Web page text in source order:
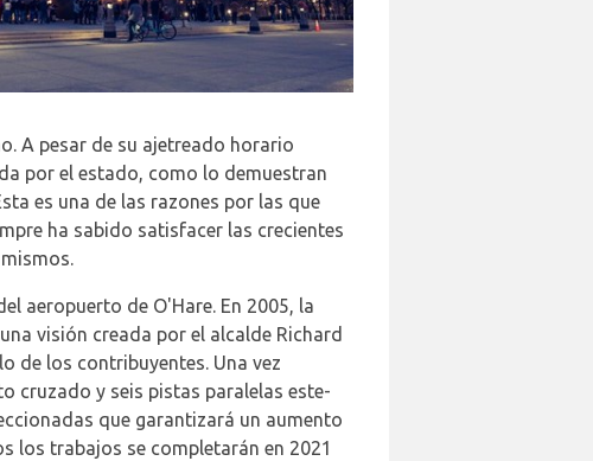
A pesar de su ajetreado horario
por el estado, como lo demuestran
es una de las razones por las que
ha sabido satisfacer las crecientes
aeropuerto de O'Hare. En 2005, la
visión creada por el alcalde Richard
de los contribuyentes. Una vez
cruzado y seis pistas paralelas este-
que garantizará un aumento
los trabajos se completarán en 2021